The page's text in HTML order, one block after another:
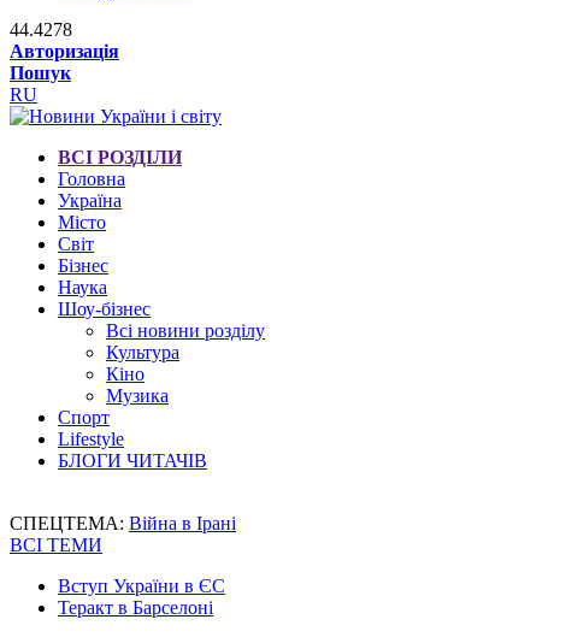
44.4278
Авторизація
Пошук
RU
ВСІ РОЗДІЛИ
Головна
Україна
Місто
Світ
Бізнес
Наука
Шоу-бізнес
Всі новини розділу
Культура
Кіно
Музика
Спорт
Lifestyle
БЛОГИ ЧИТАЧІВ
СПЕЦТЕМА: Війна в Ірані
ВСІ ТЕМИ
Вступ України в ЄС
Теракт в Барселоні